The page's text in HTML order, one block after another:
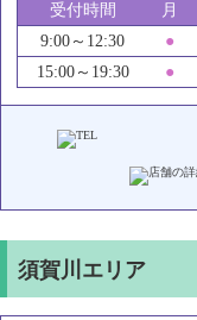
受付時間 月
9:00～12:30
●
15:00～19:30
●
須賀川エリア